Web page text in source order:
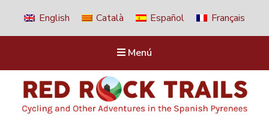
English Català Español Français
Menú